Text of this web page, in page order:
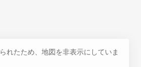
れたため、地図を非表示にしていま